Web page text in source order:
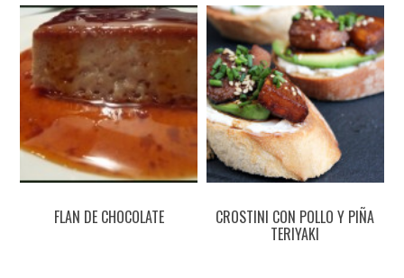
FLAN DE CHOCOLATE CROSTINI CON POLLO Y PIÑA
TERIYAKI